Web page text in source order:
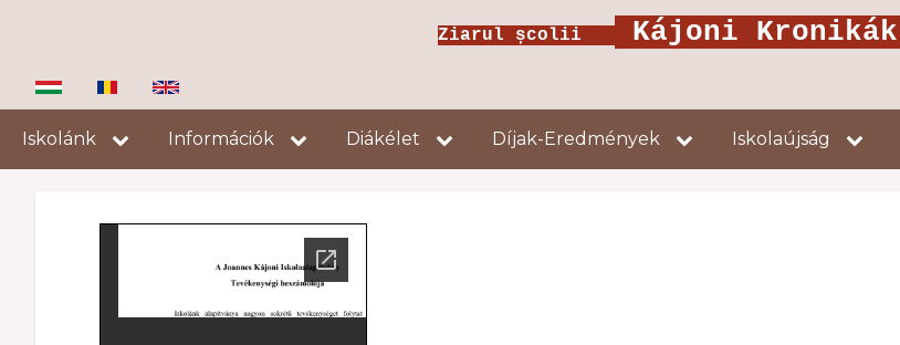
Ziarul școlii Kájoni Kronikák
Fő
Iskolánk Információk Diákélet Díjak-Eredmények Iskolaújság